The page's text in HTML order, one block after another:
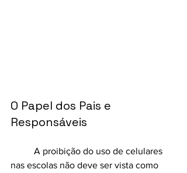
O Papel dos Pais e
Responsáveis
nas escolas não deve ser vista como